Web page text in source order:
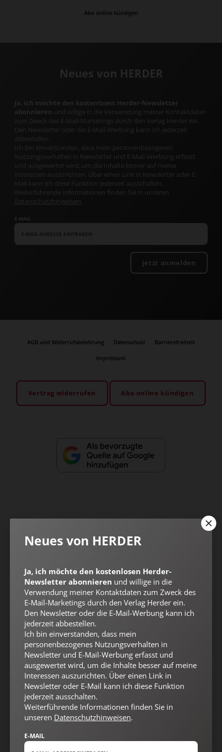
Abo online kündigen
Neues von HERDER
Ja, ich möchte den kostenlosen Herder-Newsletter
abonnieren und willige in die Verwendung meiner Kontaktdaten
zum Zweck des E-Mail-Marketings durch den Verlag Herder ein.
Den Newsletter oder die E-Mail-Werbung kann ich jederzeit
abbestellen.
Ich bin einverstanden, dass mein personenbezogenes
Nutzungsverhalten in Newsletter und E-Mail-Werbung erfasst
und ausgewertet wird, um die Inhalte besser auf meine
Interessen auszurichten. Über einen Link in Newsletter oder E-
Mail kann ich diese Funktion jederzeit ausschalten.
Weiterführende Informationen finden Sie in unseren
Datenschutzhinweisen
E-MAIL
Jetzt anmelden
AGB und Widerrufsbelehrung Datenschutz Barrierefreiheit
Impressum
Vertrag widerrufen Abo online kündigen
Neues von HERDER
Ja, ich möchte den kostenlosen Herder-
Newsletter abonnieren und willige in die
Verwendung meiner Kontaktdaten zum Zweck des
E-Mail-Marketings durch den Verlag Herder ein.
Den Newsletter oder die E-Mail-Werbung kann ich
jederzeit abbestellen.
Ich bin einverstanden, dass mein
personenbezogenes Nutzungsverhalten in
Newsletter und E-Mail-Werbung erfasst und
ausgewertet wird, um die Inhalte besser auf meine
Interessen auszurichten. Über einen Link in
Newsletter oder E-Mail kann ich diese Funktion
jederzeit ausschalten.
Weiterführende Informationen finden Sie in
unseren Datenschutzhinweisen.
E-MAIL